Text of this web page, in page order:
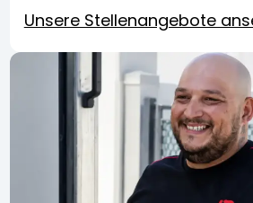
Unsere Stellenangebote